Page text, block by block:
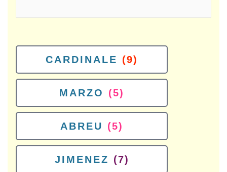
CARDINALE (9)
MARZO (5)
ABREU (5)
JIMENEZ (7)